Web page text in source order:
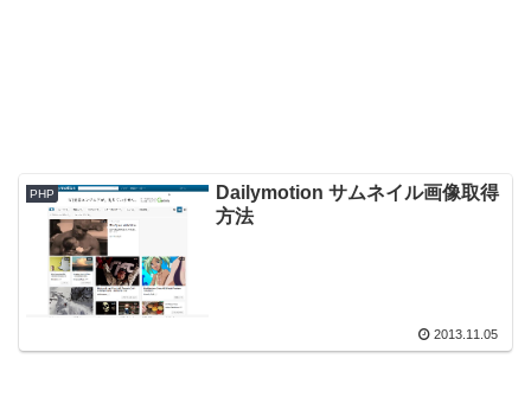
PHP
Dailymotion サムネイル画像取得
方法
2013.11.05